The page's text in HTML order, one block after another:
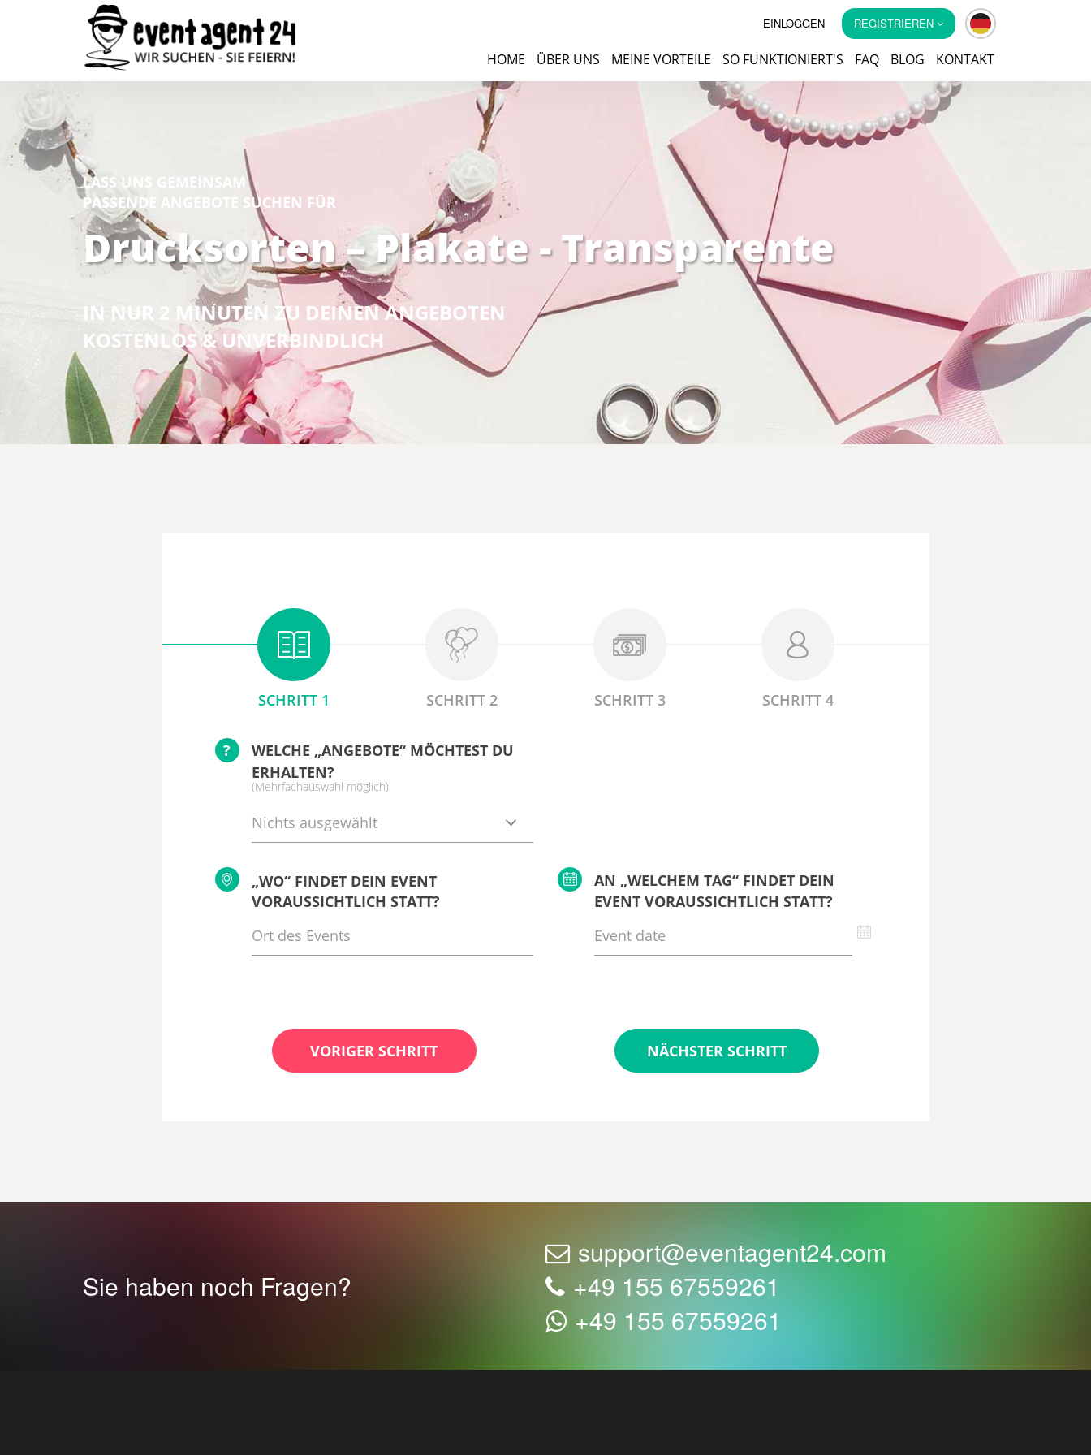
EINLOGGEN REGISTRIEREN
HOME ÜBER UNS MEINE VORTEILE SO FUNKTIONIERT'S FAQ BLOG KONTAKT
LASS UNS GEMEINSAM
PASSENDE ANGEBOTE SUCHEN FÜR
Drucksorten – Plakate - Transparente
IN NUR 2 MINUTEN ZU DEINEN ANGEBOTEN
KOSTENLOS & UNVERBINDLICH
SCHRITT 1 SCHRITT 2 SCHRITT 3 SCHRITT 4
?
WELCHE „ANGEBOTE“ MÖCHTEST DU
ERHALTEN?
(Mehrfachauswahl möglich)
Nichts ausgewählt
„WO“ FINDET DEIN EVENT
VORAUSSICHTLICH STATT?
AN „WELCHEM TAG“ FINDET DEIN
EVENT VORAUSSICHTLICH STATT?
VORIGER SCHRITT NÄCHSTER SCHRITT
Sie haben noch Fragen?
support@eventagent24.com
+49 155 67559261
+49 155 67559261